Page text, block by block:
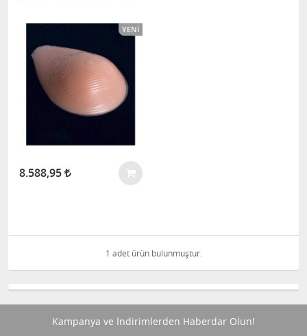
YENI
8.588,95
1 adet ürün bulunmuştur.
Kampanya ve İndirimlerden Haberdar Olun!